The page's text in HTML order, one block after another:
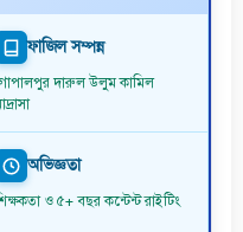
ফাজিল সম্পন্ন
দারুল উলুম কামিল
অভিজ্ঞতা
ও ৫+ বছর কন্টেন্ট রাইটিং